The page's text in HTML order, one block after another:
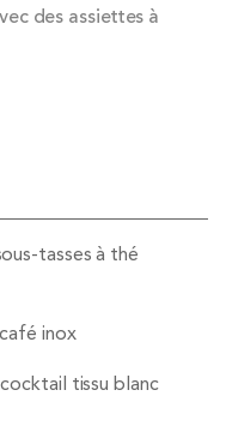
des assiettes à
tasses à thé
inox
tissu blanc